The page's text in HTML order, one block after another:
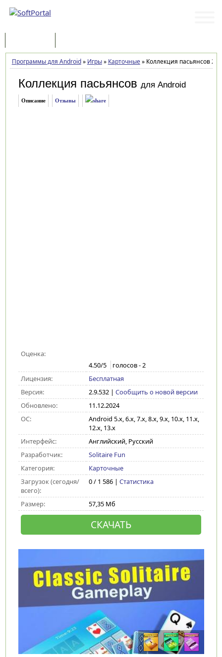
Программы для Android» Игры» Карточные»Коллекция пасьянсов
Коллекция пасьянсов для Android
Описание Отзывы
Оценка:
4.50/5 голосов -2
Лицензия:
Бесплатная
Версия:
2.9.532| Сообщить о новой версии
Обновлено:
11.12.2024
ОС:
Android 5.x, 6.x, 7.x, 8.x, 9.x, 10.x, 11.x,
12.x, 13.x
Интерфейс:
Английский, Русский
Разработчик:
Solitaire Fun
Категория:
Карточные
Загрузок (сегодня/
всего):
0 / 1 586 | Статистика
Размер: 57,35 Мб
СКАЧАТЬ